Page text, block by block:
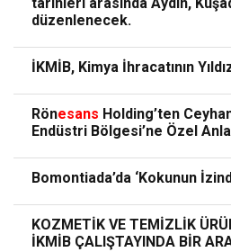
tarihleri arasında Aydın,
düzenlenecek.
İKMİB, Kimya İhracatının
Rönesans Holding’ten
Endüstri Bölgesi’ne Özel
Bomontiada’da ‘Kokunun
KOZMETİK VE TEMİZLİK
İKMİB ÇALIŞTAYINDA BİR